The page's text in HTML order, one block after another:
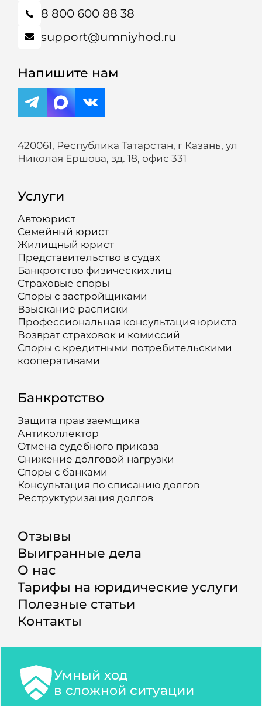
8 800 600 88 38
support@umniyhod.ru
Напишите нам
420061, Республика Татарстан, г Казань, ул
Николая Ершова, зд. 18, офис 331
Услуги
Автоюрист
Семейный юрист
Жилищный юрист
Представительство в судах
Банкротство физических лиц
Страховые споры
Споры с застройщиками
Взыскание расписки
Профессиональная консультация юриста
Возврат страховок и комиссий
Споры с кредитными потребительскими
кооперативами
Банкротство
Защита прав заемщика
Антиколлектор
Отмена судебного приказа
Снижение долговой нагрузки
Споры с банками
Консультация по списанию долгов
Реструктуризация долгов
Отзывы
Выигранные дела
О нас
Тарифы на юридические услуги
Полезные статьи
Контакты
Умный ход
в сложной ситуации